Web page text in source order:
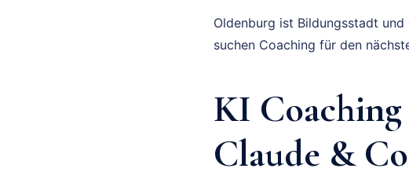
Oldenburg ist Bildungsstadt
suchen Coaching für den
KI
Claude &